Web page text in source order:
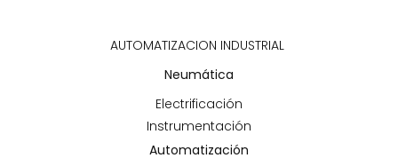
AUTOMATIZACION INDUSTRIAL
Neumática
Electrificación
Instrumentación
Automatización